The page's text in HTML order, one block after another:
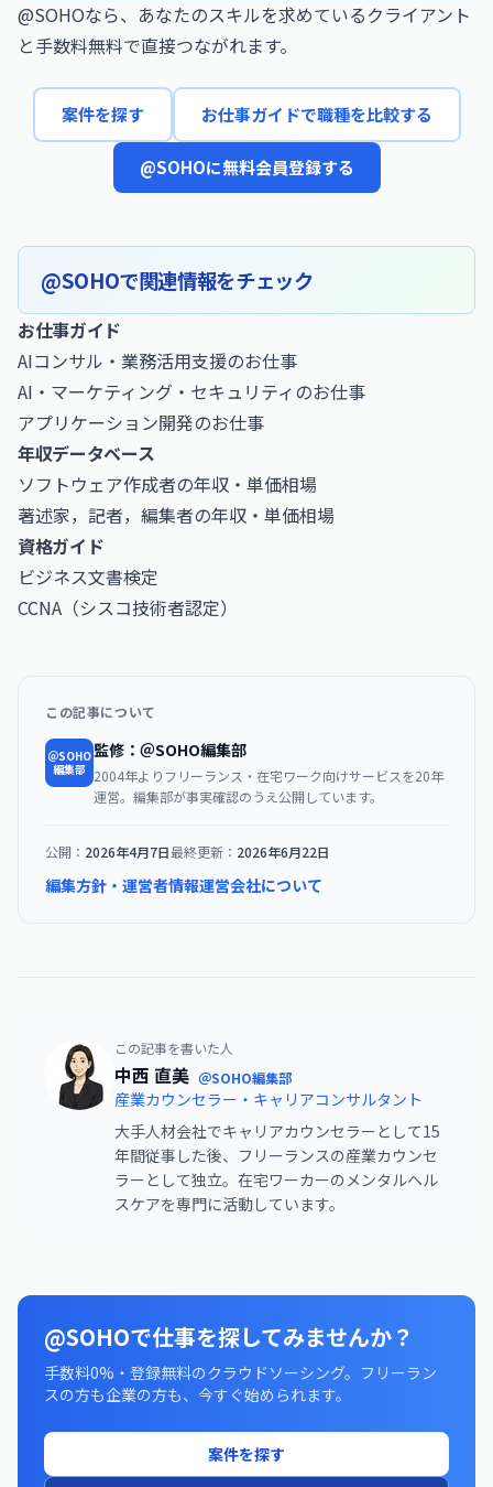
@SOHOなら、あなたのスキルを求めているクライアント
と手数料無料で直接つながれます。
案件を探す お仕事ガイドで職種を比較する
@SOHOに無料会員登録する
@SOHOで関連情報をチェック
お仕事ガイド
AIコンサル・業務活用支援のお仕事
AI・マーケティング・セキュリティのお仕事
アプリケーション開発のお仕事
年収データベース
ソフトウェア作成者の年収・単価相場
著述家，記者，編集者の年収・単価相場
資格ガイド
ビジネス文書検定
CCNA（シスコ技術者認定）
この記事について
＠SOHO
編集部
監修：＠SOHO編集部
2004年よりフリーランス・在宅ワーク向けサービスを20年
運営。編集部が事実確認のうえ公開しています。
公開： 2026年4月7日最終更新： 2026年6月22日
編集方針・運営者情報運営会社について
この記事を書いた人
中西 直美 ＠SOHO編集部
産業カウンセラー・キャリアコンサルタント
大手人材会社でキャリアカウンセラーとして15
年間従事した後、フリーランスの産業カウンセ
ラーとして独立。在宅ワーカーのメンタルヘル
スケアを専門に活動しています。
@SOHOで仕事を探してみませんか？
手数料0%・登録無料のクラウドソーシング。フリーラン
スの方も企業の方も、今すぐ始められます。
案件を探す